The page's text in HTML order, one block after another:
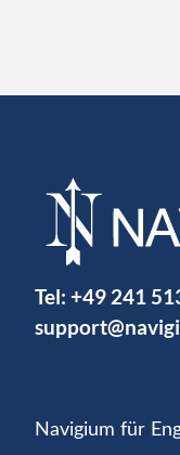
Tel: +49 241
Navigium für